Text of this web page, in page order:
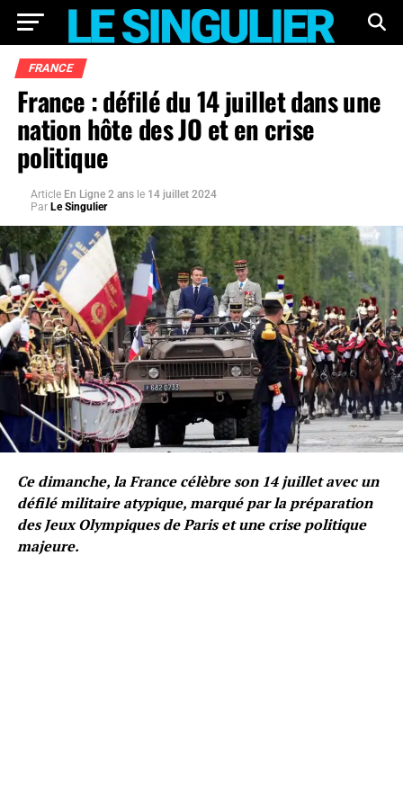
FRANCE
France : défilé du 14 juillet dans une
nation hôte des JO et en crise
politique
Article En Ligne 2 ans le 14 juillet 2024
Par Le Singulier
Ce dimanche, la France célèbre son 14 juillet avec un
défilé militaire atypique, marqué par la préparation
des Jeux Olympiques de Paris et une crise politique
majeure.